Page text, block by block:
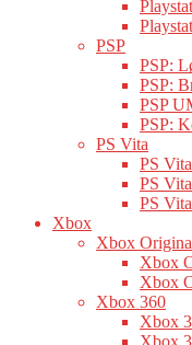
PSP
PSP:
PSP:
PSP
PSP:
PS Vita
PS
PS
PS
Xbox
Xbox
Xbox
Xbox
Xbox 360
Xbox